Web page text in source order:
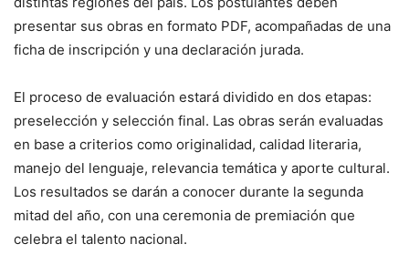
presentar sus obras en formato PDF, acompañadas de una
ficha de inscripción y una declaración jurada.
El proceso de evaluación estará dividido en dos etapas:
preselección y selección final. Las obras serán evaluadas
en base a criterios como originalidad, calidad literaria,
manejo del lenguaje, relevancia temática y aporte cultural.
Los resultados se darán a conocer durante la segunda
mitad del año, con una ceremonia de premiación que
celebra el talento nacional.